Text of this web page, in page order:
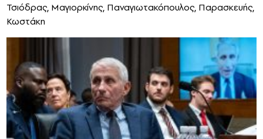
Τσιόδρας, Μαγιορκίνης, Παναγιωτακόπουλος, Παρασκευής,
Κωστάκη